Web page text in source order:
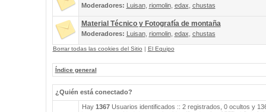
Moderadores: Luisan, riomolin, edax chustas
Material Técnico y Fotografía de montaña
Moderadores: Luisan, riomolin, edax chustas
Borrar todas las cookies del Sitio | El Equipo
Índice general
¿Quién está conectado?
Hay 1367Usuarios identificados :: 2 registrados, 0 ocultos y